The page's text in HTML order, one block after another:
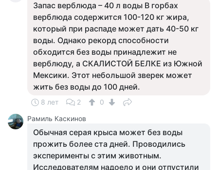
Запас верблюда – 40 л воды В горбах
верблюда содержится 100-120 кг жира,
который при распаде может дать 40-50 кг
воды. Однако рекорд способности
обходится без воды принадлежит не
верблюду, а СКАЛИСТОЙ БЕЛКЕ из Южной
Мексики. Этот небольшой зверек может
жить без воды до 100 дней.
8 лет 2
0
Рамиль Каскинов
Обычная серая крыса может без воды
прожить более ста дней. Проводились
эксперименты с этим животным.
Исследователям надоело и они отпустили